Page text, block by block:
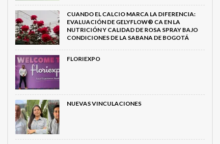
CUANDO EL CALCIO MARCA LA DIFERENCIA:
EVALUACIÓN DE GELYFLOW® CA EN LA
NUTRICIÓN Y CALIDAD DE ROSA SPRAY BAJO
CONDICIONES DE LA SABANA DE BOGOTÁ
FLORIEXPO
NUEVAS VINCULACIONES